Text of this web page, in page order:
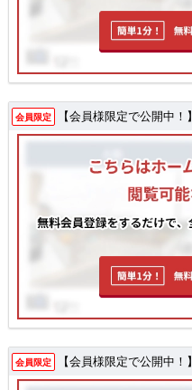
会員限定 【会員様限定で公開中！】
会員限定 【会員様限定で公開中！】